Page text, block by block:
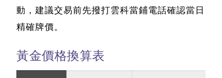
動，建議交易前先撥打雲科當鋪電話確認當日
精確牌價。
黃金價格換算表